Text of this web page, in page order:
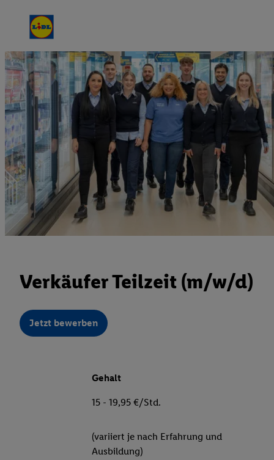
Verkäufer Teilzeit (m/w/d)
Jetzt bewerben
Gehalt
15 - 19,95 €/Std.
(variiert je nach Erfahrung und
Ausbildung)